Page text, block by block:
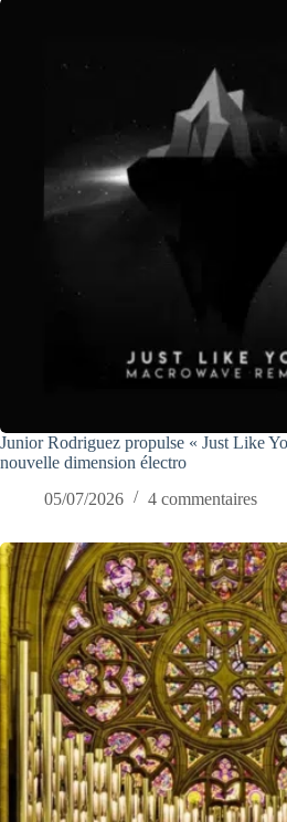
Junior Rodriguez propulse « Just Like
nouvelle dimension électro
05/07/2026
4 commentaires